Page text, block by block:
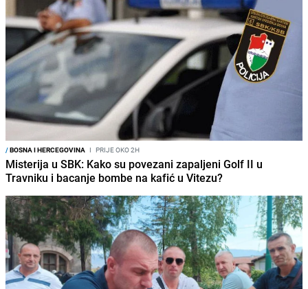
/BOSNA I HERCEGOVINA I PRIJE OKO 2H
Misterija u SBK: Kako su povezani zapaljeni Golf II u
Travniku i bacanje bombe na kafić u Vitezu?